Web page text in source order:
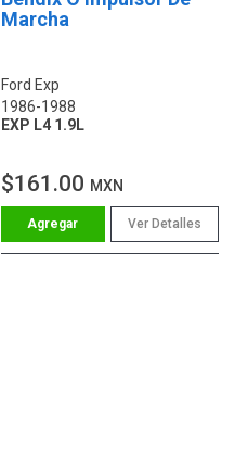
Marcha
Ford Exp
1986-1988
EXP L4 1.9L
$161.00 MXN
Ver Detalles